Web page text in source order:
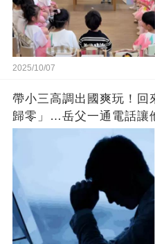
2025/10/07
帶小三高調出國爽玩！回
歸零」…岳父一通電話讓